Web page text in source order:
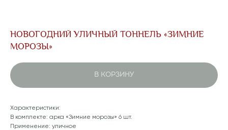
НОВОГОДНИЙ УЛИЧНЫЙ ТОННЕЛЬ «ЗИМНИЕ
МОРОЗЫ»
В КОРЗИНУ
Характеристики:
В комплекте: арка «Зимние морозы» 6 шт.
Применение: уличное